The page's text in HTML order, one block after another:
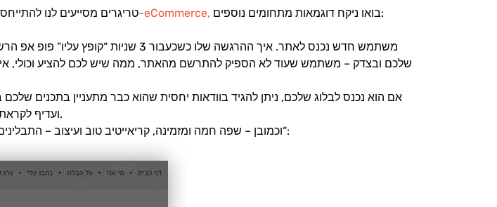
טריגרים מסייעים לנודוגמאות נפוצות בעולם ה-eCommerce,
בואו ניקח דוגמאות מתחומים נוספים:
משתמש חדש נכנס לאתר. איך ההרגשה שלו
שלכם ובצדק – משתמש שעוד לא הספיק להתרשם מהאתר, ממה שיש לכם להציע וכולי,
ועדיף לקראת סיום הקריאה של הפוסט. כך תהיו בטוחים שההצעה רלוונטית אליו במידת האפשר.
וכמובן – שפה חמה ומזמינה, קריאייטיב טוב ועיצוב –“: